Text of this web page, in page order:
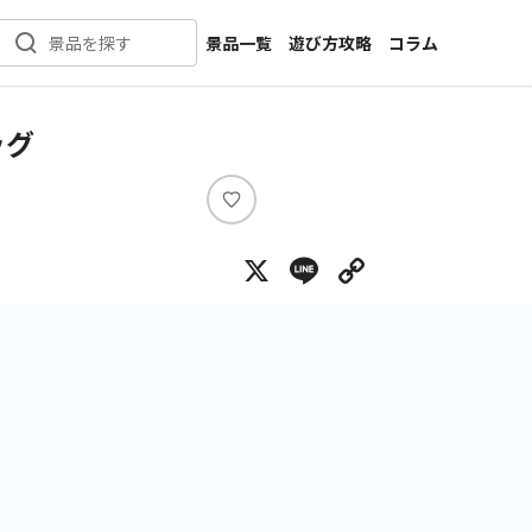
景品を探す
景品一覧
新着景品
メーカー一覧
遊び方攻略
コラム
インタビュー
い
ね
X Line